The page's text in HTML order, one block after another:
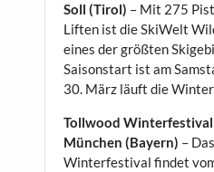
Soll (Tirol) – Mit 275
Liften ist die SkiWelt
eines der größten
Saisonstart ist am
30. März läuft die
Tollwood Winterfestival
München (Bayern) –
Winterfestival findet